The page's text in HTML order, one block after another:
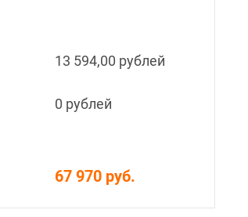
13 594,00 рублей
0 рублей
67 970 руб.